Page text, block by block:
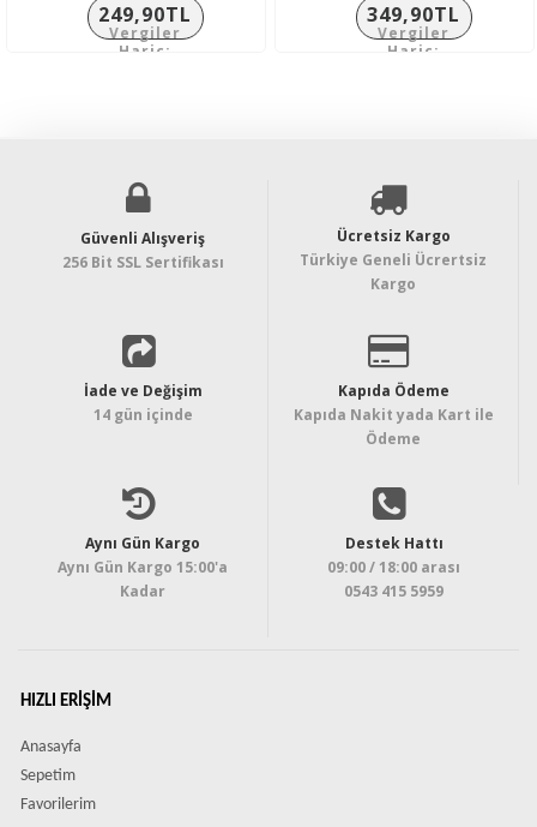
249,90TL
Vergiler
Hariç:
349,90TL
Vergiler
Hariç:
Güvenli Alışveriş
256 Bit SSL Sertifikası
Ücretsiz Kargo
Türkiye Geneli Ücrertsiz
Kargo
İade ve Değişim
14 gün içinde
Kapıda Ödeme
Kapıda Nakit yada Kart ile
Ödeme
Aynı Gün Kargo
Aynı Gün Kargo 15:00'a
Kadar
Destek Hattı
09:00 / 18:00 arası
0543 415 5959
HIZLI ERIŞIM
Anasayfa
Sepetim
Favorilerim